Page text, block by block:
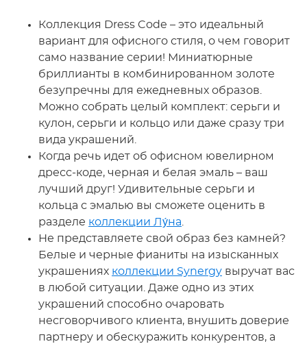
Коллекция Dress Code – это идеальный
вариант для офисного стиля, о чем говорит
само название серии! Миниатюрные
бриллианты в комбинированном золоте
безупречны для ежедневных образов.
Можно собрать целый комплект: серьги и
кулон, серьги и кольцо или даже сразу три
вида украшений.
Когда речь идет об офисном ювелирном
дресс-коде, черная и белая эмаль – ваш
лучший друг! Удивительные серьги и
кольца с эмалью вы сможете оценить в
разделе коллекции Лу́на.
Не представляете свой образ без камней?
Белые и черные фианиты на изысканных
украшениях коллекции Synergy выручат вас
в любой ситуации. Даже одно из этих
украшений способно очаровать
несговорчивого клиента, внушить доверие
партнеру и обескуражить конкурентов, а